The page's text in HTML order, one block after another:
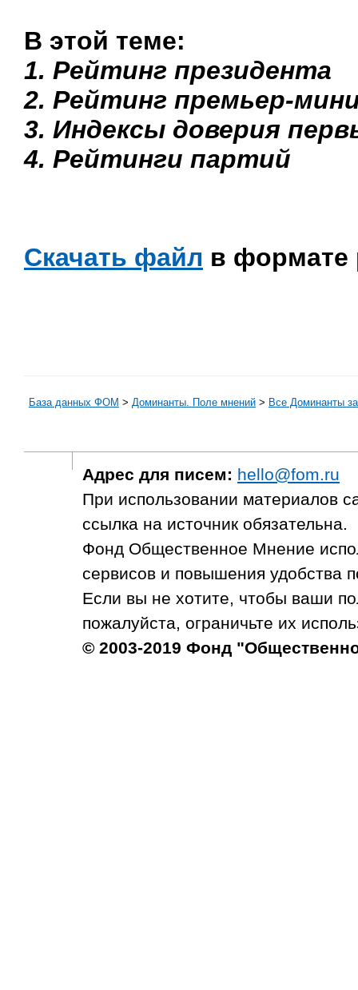
В этой теме:
1. Рейтинг президента
2. Рейтинг премьер-
3. Индексы доверия
4. Рейтинги партий
Скачать файл в формате
База данных ФОМ > Доминанты. Поле мнений > Все Доминанты
Адрес для писем: hello@fom.ru
При использовании материалов
ссылка на источник обязательна.
Фонд Общественное Мнение
сервисов и повышения удобства
Если вы не хотите, чтобы ваши
пожалуйста, ограничьте их
© 2003-2019 Фонд